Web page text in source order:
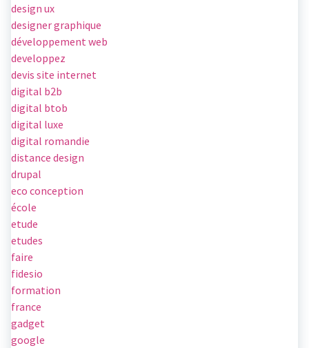
design ux
designer graphique
développement web
developpez
devis site internet
digital b2b
digital btob
digital luxe
digital romandie
distance design
drupal
eco conception
école
etude
etudes
faire
fidesio
formation
france
gadget
google